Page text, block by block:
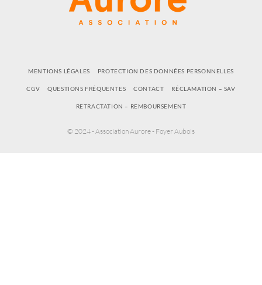
MENTIONS LÉGALES PROTECTION DES DONNÉES PERSONNELLES
CGV QUESTIONS FRÉQUENTES CONTACT RÉCLAMATION – SAV
RETRACTATION – REMBOURSEMENT
© 2024 - Association Aurore - Foyer Aubois